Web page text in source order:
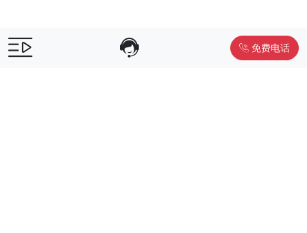
免费电话